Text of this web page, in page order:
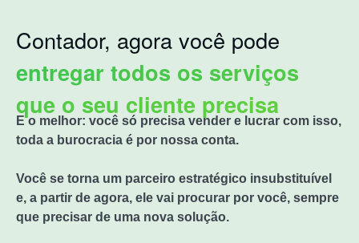
Contador, agora você pode
entregar todos os serviços
que o seu cliente precisa
E o melhor: você só precisa vender e lucrar com isso,
toda a burocracia é por nossa conta.
Você se torna um parceiro estratégico insubstituível
e, a partir de agora, ele vai procurar por você, sempre
que precisar de uma nova solução.